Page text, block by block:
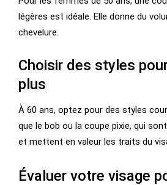
légères est idéale. Elle donne du
chevelure.
Choisir des styles
plus
À 60 ans, optez pour des styles
que le bob ou la coupe pixie, qui
et mettent en valeur les traits du
Évaluer votre visage